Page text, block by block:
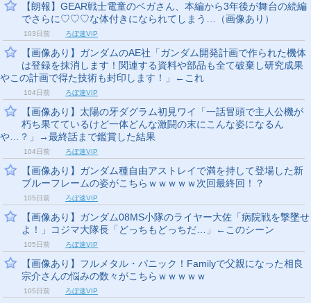
【朗報】GEAR戦士電童のベガさん、本編から3年後が舞台の続編
でさらに♡♡♡な体付きになられてしまう…（画像あり）
103日前 ろぼ速VIP
【画像あり】ガンダムのAE社「ガンダム開発計画で作られた機体
は登録を抹消します！関連する資料や部品も全て破棄し研究成果
やこの計画で得た技術も封印します！」←これ
104日前 ろぼ速VIP
【画像あり】太陽の牙ダグラム初見ワイ「一話冒頭で主人公機が
朽ち果てているけど一体どんな激闘の末にこんな姿になるん
や…？」→最終話まで鑑賞した結果
104日前 ろぼ速VIP
【画像あり】ガンダム種自由アストレイで満を持して登場した新
ブルーフレームの姿がこちらｗｗｗｗｗ次回最終回！？
105日前 ろぼ速VIP
【画像あり】ガンダム08MS小隊のライヤー大佐「病院戦を撃墜せ
よ！」コジマ大隊長「どっちもどっちだ…」←このシーン
105日前 ろぼ速VIP
【画像あり】フルメタル・パニック！Familyで父親になった相良
宗介さんの悩みの数々がこちらｗｗｗｗｗ
105日前 ろぼ速VIP